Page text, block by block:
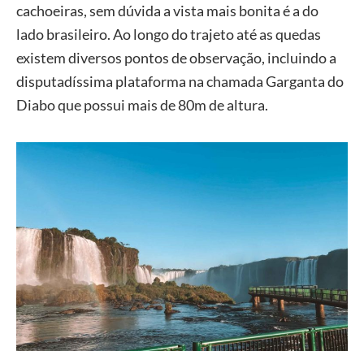
cachoeiras, sem dúvida a vista mais bonita é a do
lado brasileiro. Ao longo do trajeto até as quedas
existem diversos pontos de observação, incluindo a
disputadíssima plataforma na chamada Garganta do
Diabo que possui mais de 80m de altura.